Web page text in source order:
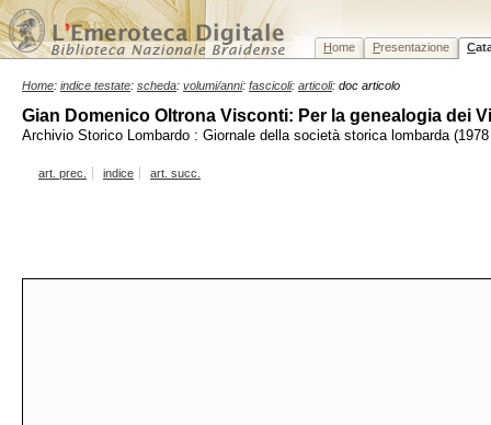
Home Presentazione C
Home: indice testate: scheda: volumi/anni: fascicoli: articoli: doc articolo
Gian Domenico Oltrona Visconti: Per la genealogia dei
Archivio Storico Lombardo : Giornale della società storica lombarda
art. prec. indice art. succ.